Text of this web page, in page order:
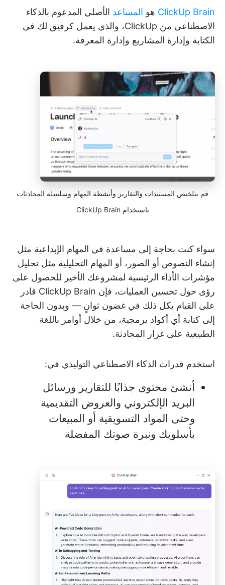
ClickUp Brain هو المساعد الأصلي المدعوم بالذكاء
الاصطناعي من ClickUp، والذي يعمل كرفيق لك في
الكتابة وإدارة المشاريع وإدارة المعرفة.
قم بتلخيص المستندات والتقارير وأنشطة المهام وسلسلة المحادثات
باستخدام ClickUp Brain
سواء كنت بحاجة إلى مساعدة في المهام الإبداعية مثل
إنشاء النصوص أو الصور، أو المهام التحليلية مثل تحليل
مؤشرات الأداء الرئيسية لمشروعك الأخير للحصول على
رؤى حول تحسين العمليات، فإن ClickUp Brain قادر
على القيام بكل ذلك في غضون ثوانٍ — وبدون الحاجة
إلى كتابة أي أكواد برمجية، من خلال أوامر باللغة
الطبيعية على غرار المحادثة.
استخدم قدرات الذكاء الاصطناعي التوليدي في:
أنشئ محتوى جذابًا للتقارير ورسائل
البريد الإلكتروني والعروض التقديمية
وحتى المواد التسويقية أو المبيعات
بأسلوبك ونبرة صوتك المفضلة